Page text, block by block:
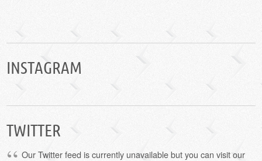
INSTAGRAM
TWITTER
Our Twitter feed is currently unavailable but you can visit our